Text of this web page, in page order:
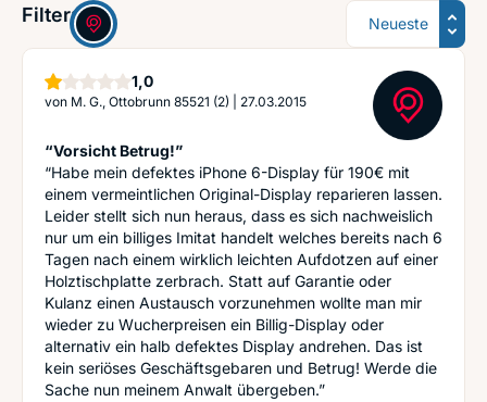
Filter: Sortierung
1,0Stern
von M. G., Ottobrunn 85521 (2) 27.03.2015
“Vorsicht Betrug!”
“Habe mein defektes iPhone 6-Display für 190€ mit
einem vermeintlichen Original-Display reparieren lassen.
Leider stellt sich nun heraus, dass es sich nachweislich
nur um ein billiges Imitat handelt welches bereits nach 6
Tagen nach einem wirklich leichten Aufdotzen auf einer
Holztischplatte zerbrach. Statt auf Garantie oder
Kulanz einen Austausch vorzunehmen wollte man mir
wieder zu Wucherpreisen ein Billig-Display oder
alternativ ein halb defektes Display andrehen. Das ist
kein seriöses Geschäftsgebaren und Betrug! Werde die
Sache nun meinem Anwalt übergeben.”